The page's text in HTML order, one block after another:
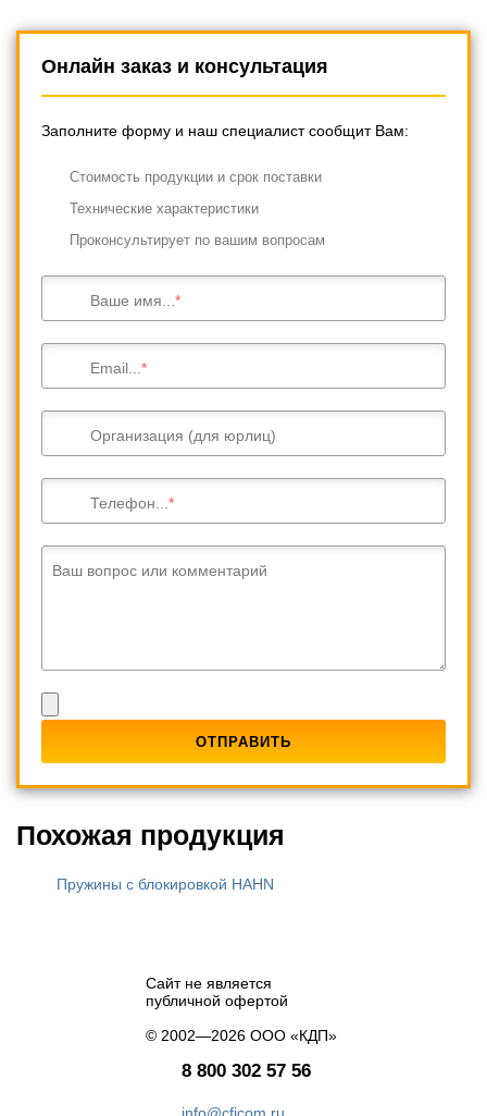
Онлайн заказ и консультация
Заполните форму и наш специалист сообщит Вам:
Cтоимость продукции и срок поставки
Технические характеристики
Проконсультирует по вашим вопросам
Ваше имя...
Email...
Организация (для юрлиц)
Телефон...
Ваш вопрос или комментарий
Похожая продукция
Пружины с блокировкой HAHN
Сайт не является
публичной офертой
© 2002—2026 ООО «КДП»
8 800 302 57 56